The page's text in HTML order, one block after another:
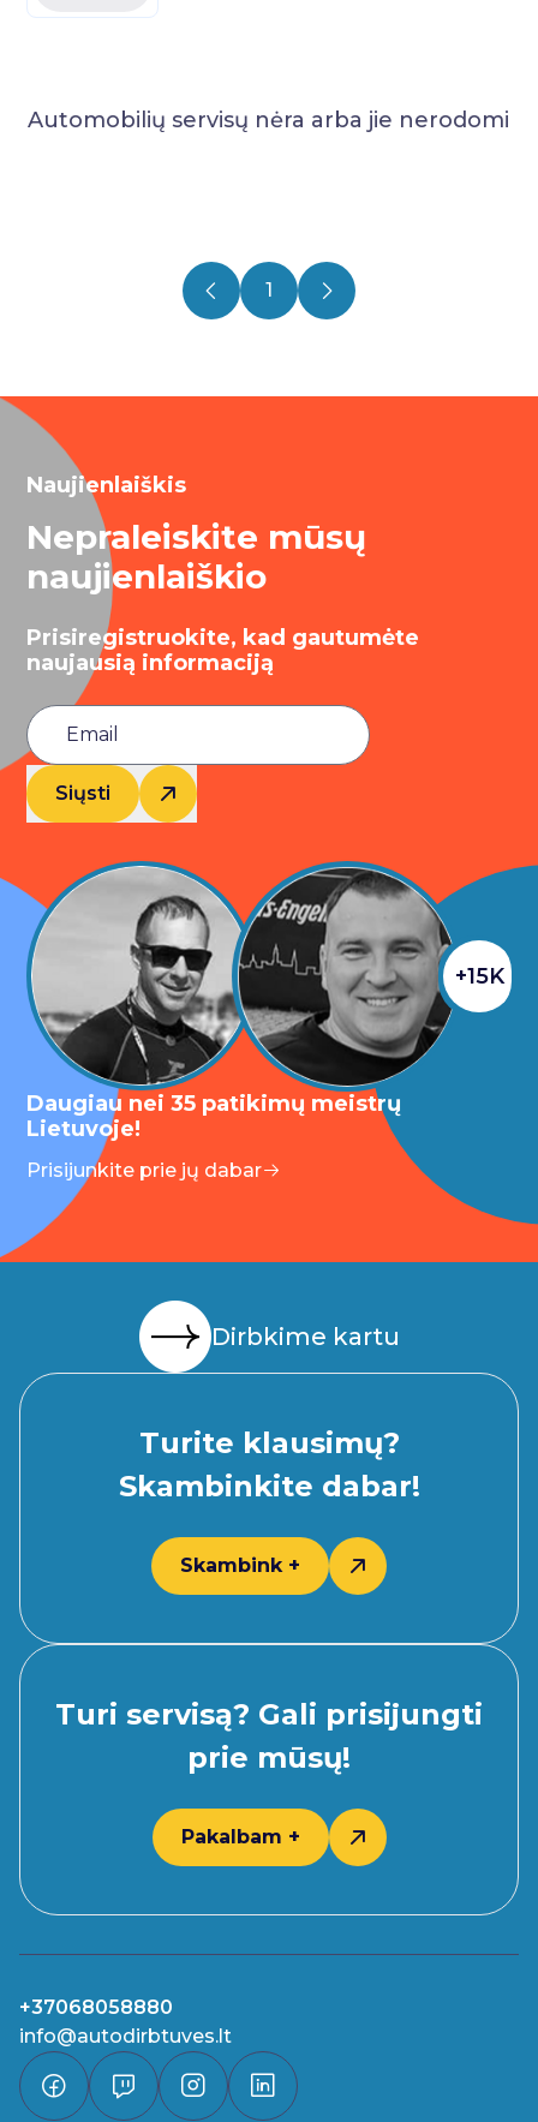
Automobilių servisų nėra arba jie nerodomi
1
Naujienlaiškis
Nepraleiskite mūsų
naujienlaiškio
Prisiregistruokite, kad gautumėte
naujausią informaciją
Siųsti
+15K
Daugiau nei 35 patikimų meistrų
Lietuvoje!
Prisijunkite prie jų dabar
Dirbkime kartu
Turite klausimų?
Skambinkite dabar!
Skambink +
Turi servisą? Gali prisijungti
prie mūsų!
Pakalbam +
+37068058880
info@autodirbtuves.lt